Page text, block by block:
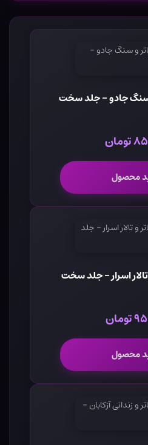
سنگ جادو - جلد سخت
محصول
اسرار - جلد سخت
محصول